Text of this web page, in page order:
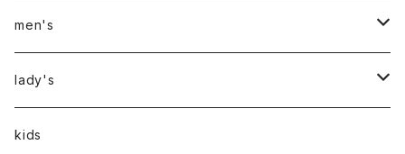
men's
アウター
トップス
lady's
アウター
kids